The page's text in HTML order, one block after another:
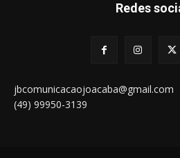
Redes
jbcomunicacaojoacaba@gmail.com
(49) 99950-3139